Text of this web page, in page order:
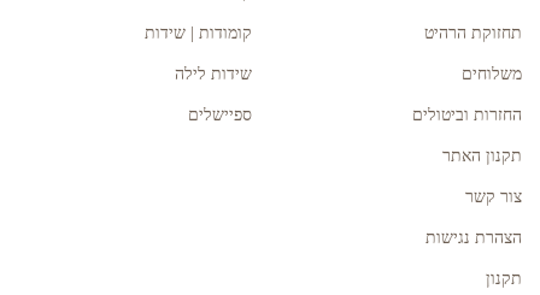
תחזוקת הרהיט
משלוחים
החזרות וביטולים
תקנון האתר
צור קשר
הצהרת נגישות
תקנון
קומודות | שידות
שידות לילה
ספיישלים